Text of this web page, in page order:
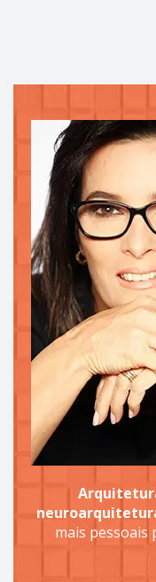
mais pessoais